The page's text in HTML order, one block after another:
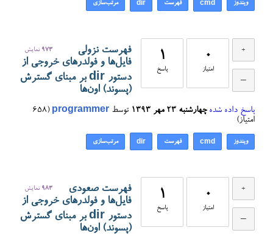
ویندوز cmd فهرست dir مرتب‌سازی
0
امتیاز
1
پاسخ
973 نمایش
فهرست نزولی
فایل‌ها و فولدرهای خروجی از
دستور dir بر مبنای گسترش
(پسوند) اون‌ها
پاسخ داده شده چهارشنبه ۲۳ مهر ۱۳۹۳ توسط programmer
(
658
امتیاز)
ویندوز cmd فهرست dir مرتب‌سازی
0
امتیاز
1
پاسخ
983 نمایش
فهرست صعودی
فایل‌ها و فولدرهای خروجی از
دستور dir بر مبنای گسترش
(پسوند) اون‌ها